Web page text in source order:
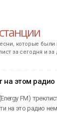
которые были
за сегодня и за
на этом радио
FM)
на это радио